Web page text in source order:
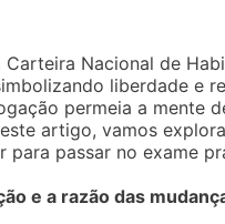
Nacional de
liberdade e
permeia a mente
artigo, vamos
para passar no exame
e a razão das